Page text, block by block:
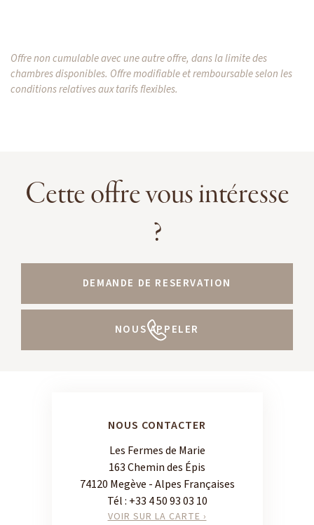
Offre non cumulable avec une autre offre, dans la limite des
chambres disponibles. Offre modifiable et remboursable selon les
conditions relatives aux tarifs flexibles.
Cette offre vous intéresse
?
DEMANDE DE RESERVATION
NOUS APPELER
NOUS CONTACTER
Les Fermes de Marie
163 Chemin des Épis
74120 Megève - Alpes Françaises
Tél : +33 4 50 93 03 10
VOIR SUR LA CARTE ›